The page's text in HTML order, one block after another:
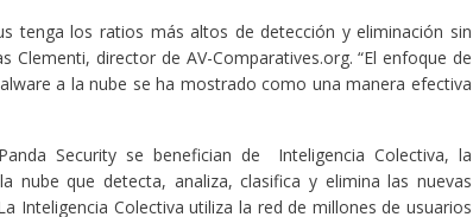
tenga los ratios más altos de detección y eliminación sin
Clementi, director de AV-Comparatives.org. “El enfoque de
a la nube se ha mostrado como una manera efectiva
Security se benefician de Inteligencia Colectiva, la
nube que detecta, analiza, clasifica y elimina las nuevas
Inteligencia Colectiva utiliza la red de millones de usuarios